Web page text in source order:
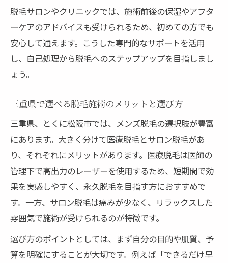
脱毛サロンやクリニックでは、施術前後の保湿やアフタ
ーケアのアドバイスも受けられるため、初めての方でも
安心して通えます。こうした専門的なサポートを活用
し、自己処理から脱毛へのステップアップを目指しまし
ょう。
三重県で選べる脱毛施術のメリットと選び方
三重県、とくに松阪市では、メンズ脱毛の選択肢が豊富
にあります。大きく分けて医療脱毛とサロン脱毛があ
り、それぞれにメリットがあります。医療脱毛は医師の
管理下で高出力のレーザーを使用するため、短期間で効
果を実感しやすく、永久脱毛を目指す方におすすめで
す。一方、サロン脱毛は痛みが少なく、リラックスした
雰囲気で施術が受けられるのが特徴です。
選び方のポイントとしては、まず自分の目的や肌質、予
算を明確にすることが大切です。例えば「できるだけ早